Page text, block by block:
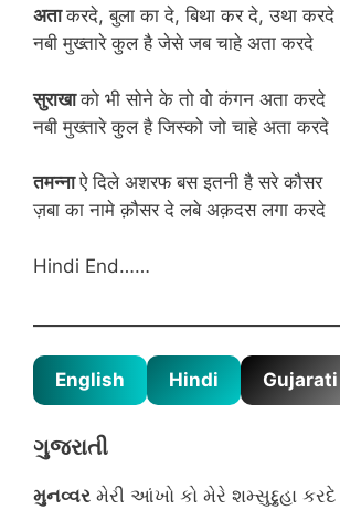
अताकरदे, बुला का दे, बिथा कर दे, उथा करदे
नबी मुख्तारे कुल है जेसे जब चाहे अता करदे
सुराखाको भी सोने के तो वो कंगन अता करदे
नबी मुख्तारे कुल है जिस्को जो चाहे अता करदे
तमन्नाऐ दिले अशरफ बस इतनी है सरे कौसर
ज़बा का नामे क़ौसर दे लबे अक़दस लगा करदे
Hindi End……
English Hindi Gujarati
ગુજરાતી
મુનવ્વર મેરી આંખો કો મેરે શમ્સુદ્દુહા કરદે